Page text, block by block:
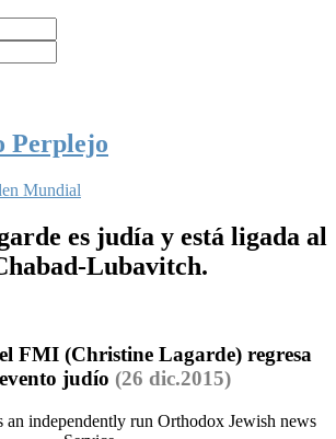
Mundial
es judía y está ligada al
Lubavitch.
FMI (Christine Lagarde) regresa
judío (26 dic.2015)
an independently run Orthodox Jewish news